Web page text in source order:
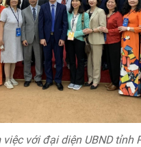
với đại diện UBND tỉnh